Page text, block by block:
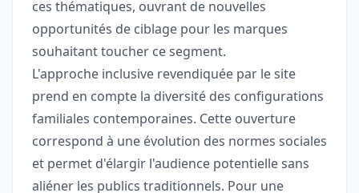
ces thématiques, ouvrant de nouvelles
opportunités de ciblage pour les marques
souhaitant toucher ce segment.
L'approche inclusive revendiquée par le site
prend en compte la diversité des configurations
familiales contemporaines. Cette ouverture
correspond à une évolution des normes sociales
et permet d'élargir l'audience potentielle sans
aliéner les publics traditionnels. Pour une